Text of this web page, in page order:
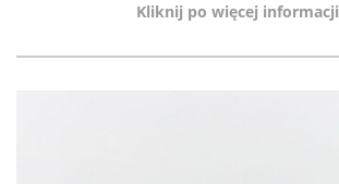
Kliknij po więcej informacji